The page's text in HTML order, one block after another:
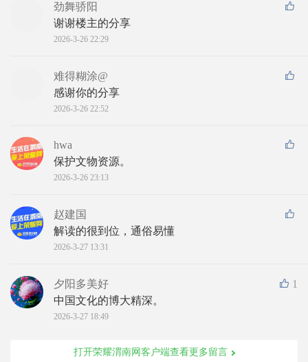
劲舞骄阳
谢谢楼主的分享
2026-3-26 22:29
难得糊涂@
感谢你的分享
2026-3-26 22:52
hwa
保护文物资源。
2026-3-26 23:13
赵建国
解读的很到位，通俗易懂
2026-3-27 13:31
1
夕阳多美好
中国文化的博大精深。
2026-3-27 18:49
打开荣耀渭南网客户端查看更多留言